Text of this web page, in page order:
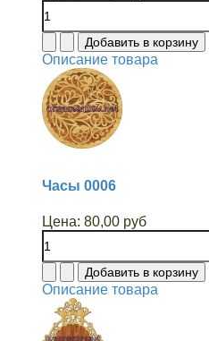
Описание товара
Часы 0006
Цена: 80,00 руб
Описание товара